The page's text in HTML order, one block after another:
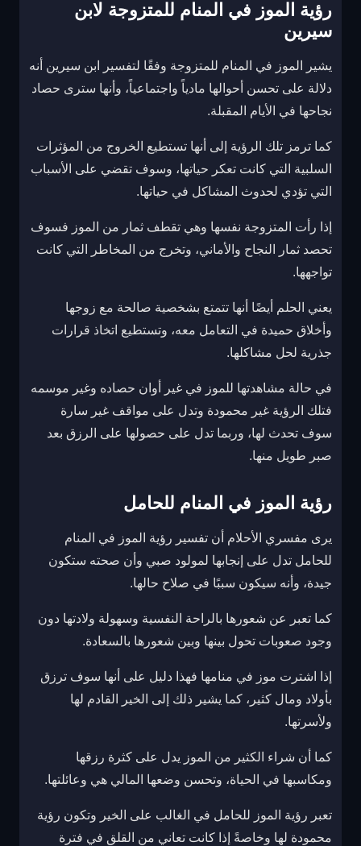
رؤية الموز في المنام للمتزوجة لابن
سيرين
يشير الموز في المنام للمتزوجة وفقًا لتفسير ابن سيرين أنه
دلالة على تحسن أحوالها مادياً واجتماعياً، وأنها سترى حصاد
نجاحها في الأيام المقبلة.
كما ترمز تلك الرؤية إلى أنها تستطيع الخروج من المؤثرات
السلبية التي كانت تعكر حياتها، وسوف تقضي على الأسباب
التي تؤدي لحدوث المشاكل في حياتها.
إذا رأت المتزوجة نفسها وهي تقطف ثمار من الموز فسوف
تحصد ثمار النجاح والأماني، وتخرج من المخاطر التي كانت
تواجهها.
يعني الحلم أيضًا أنها تتمتع بشخصية صالحة مع زوجها
وأخلاق حميدة في التعامل معه، وتستطيع اتخاذ قرارات
جذرية لحل مشاكلها.
في حالة مشاهدتها للموز في غير أوان حصاده وغير موسمه
فتلك الرؤية غير محمودة وتدل على مواقف غير سارة
سوف تحدث لها، وربما تدل على حصولها على الرزق بعد
صبر طويل منها.
رؤية الموز في المنام للحامل
يرى مفسري الأحلام أن تفسير رؤية الموز في المنام
للحامل تدل على إنجابها لمولود صبي وأن صحته ستكون
جيدة، وأنه سيكون سببًا في صلاح حالها.
كما تعبر عن شعورها بالراحة النفسية وسهولة ولادتها دون
وجود صعوبات تحول بينها وبين شعورها بالسعادة.
إذا اشترت موز في منامها فهذا دليل على أنها سوف ترزق
بأولاد ومال كثير، كما يشير ذلك إلى الخير القادم لها
ولأسرتها.
كما أن شراء الكثير من الموز يدل على كثرة رزقها
ومكاسبها في الحياة، وتحسن وضعها المالي هي وعائلتها.
تعبر رؤية الموز للحامل في الغالب على الخير وتكون رؤية
محمودة لها وخاصةً إذا كانت تعاني من القلق في فترة